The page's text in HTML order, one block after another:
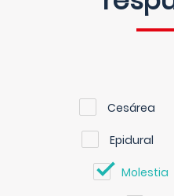
Cesárea
Epidural
Molestia